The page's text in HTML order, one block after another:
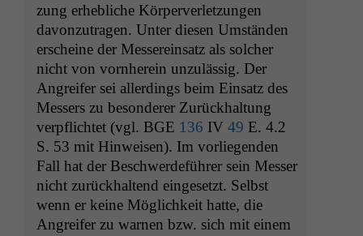
zung erhe­bliche Kör­per­ver­let­zun­gen
davonzu­tra­gen. Unter diesen Umstän­den
erscheine der Messere­in­satz als solch­er
nicht von vorn­here­in unzuläs­sig. Der
Angreifer sei allerd­ings beim Ein­satz des
Messers zu beson­der­er Zurück­hal­tung
verpflichtet (vgl. BGE 136 IV 49 E. 4.2
S. 53 mit Hin­weisen). Im vor­liegen­den
Fall hat der Beschw­erde­führer sein Mess­er
nicht zurück­hal­tend einge­set­zt. Selb­st
wenn er keine Möglichkeit hat­te, die
Angreifer zu war­nen bzw. sich mit einem